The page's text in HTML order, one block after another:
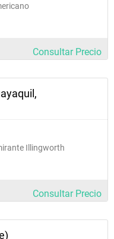
Consultar Precio
Illingworth
Consultar Precio